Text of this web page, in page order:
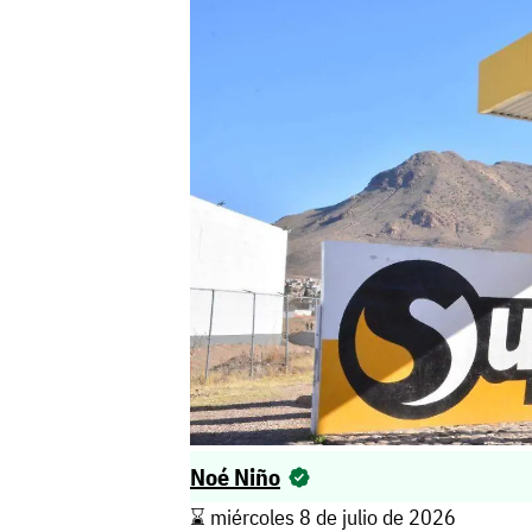
Noé Niño
⌛️ miércoles 8 de julio de 2026